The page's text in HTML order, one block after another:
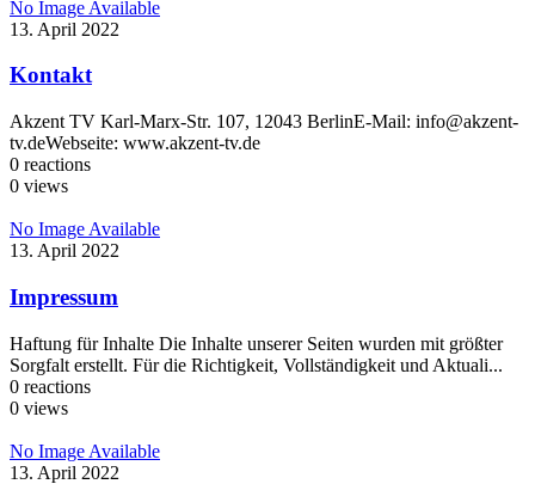
No Image Available
13. April 2022
Kontakt
Akzent TV Karl-Marx-Str. 107, 12043 BerlinE-Mail: info@akzent-
tv.deWebseite: www.akzent-tv.de
0 reactions
0 views
No Image Available
13. April 2022
Impressum
Haftung für Inhalte Die Inhalte unserer Seiten wurden mit größter
Sorgfalt erstellt. Für die Richtigkeit, Vollständigkeit und Aktuali...
0 reactions
0 views
No Image Available
13. April 2022